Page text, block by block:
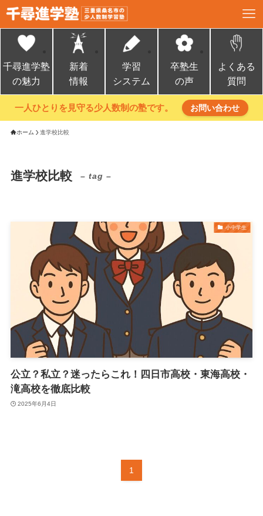
千尋進学塾
の魅力
新着
情報
学習
システム
卒塾生
の声
よくある
質問
一人ひとりを見守る少人数制の塾です。 お問い合わせ
ホーム 進学校比較
進学校比較 – tag –
小中学生
公立？私立？迷ったらこれ！四日市高校・東海高校・
滝高校を徹底比較
2025年6月4日
1